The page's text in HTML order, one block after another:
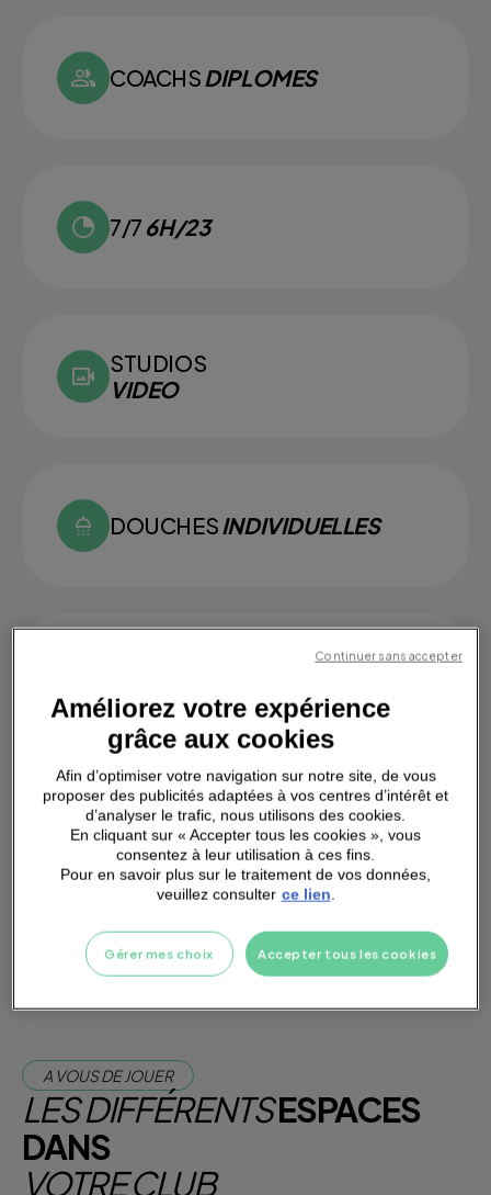
COACHSDIPLOMES
7/7 6H/23
STUDIOS
VIDEO
DOUCHESINDIVIDUELLES
PARKINGA PROXIMITÉ
Je m'abonne dès maintenant
Je teste la salle
A VOUS DE JOUER
LES DIFFÉRENTSESPACES
DANS
VOTRE CLUB
Améliorez votre expérience
grâce aux cookies
Afin d’optimiser votre navigation sur notre site, de vous
proposer des publicités adaptées à vos centres d’intérêt et
d’analyser le trafic, nous utilisons des cookies.
En cliquant sur « Accepter tous les cookies », vous
consentez à leur utilisation à ces fins.
Pour en savoir plus sur le traitement de vos données,
veuillez consulter ce lien.
Accepter tous les cookies
Gérer mes choix
Continuer sans accepter